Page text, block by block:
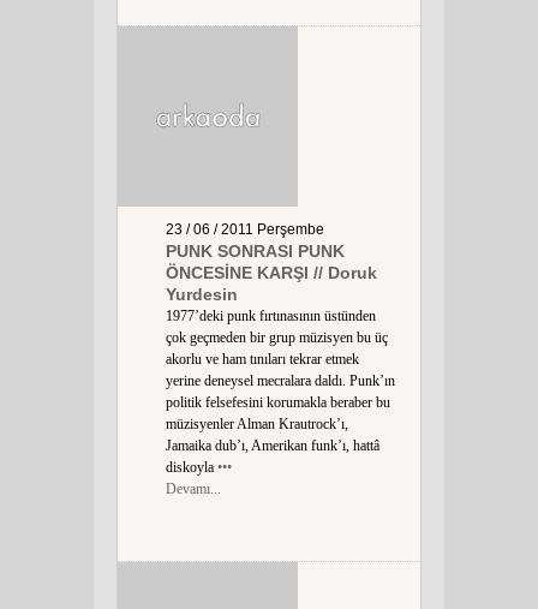
23 / 06 / 2011 Perşembe
PUNK SONRASI PUNK
ÖNCESİNE KARŞI // Doruk
Yurdesin
1977’deki punk fırtınasının üstünden
çok geçmeden bir grup müzisyen bu üç
akorlu ve ham tınıları tekrar etmek
yerine deneysel mecralara daldı. Punk’ın
politik felsefesini korumakla beraber bu
müzisyenler Alman Krautrock’ı,
Jamaika dub’ı, Amerikan funk’ı, hattâ
diskoyla •••
Devamı...